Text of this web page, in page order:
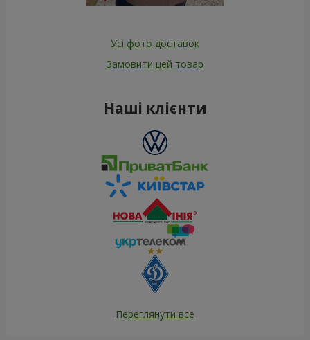
Усі фото доставок
Замовити цей товар
Наші клієнти
Переглянути все